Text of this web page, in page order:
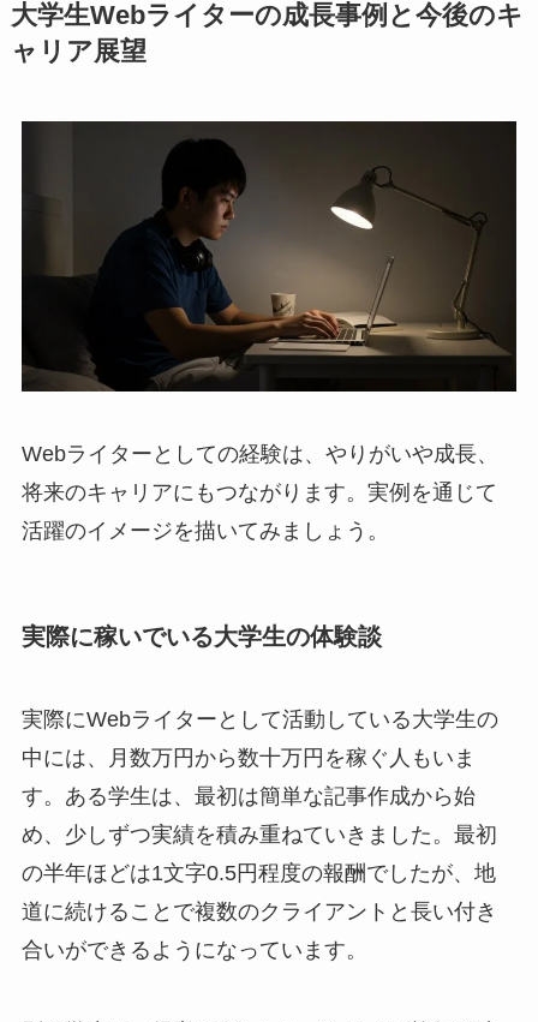
大学生Webライターの成長事例と今後のキ
ャリア展望
Webライターとしての経験は、やりがいや成長、
将来のキャリアにもつながります。実例を通じて
活躍のイメージを描いてみましょう。
実際に稼いでいる大学生の体験談
実際にWebライターとして活動している大学生の
中には、月数万円から数十万円を稼ぐ人もいま
す。ある学生は、最初は簡単な記事作成から始
め、少しずつ実績を積み重ねていきました。最初
の半年ほどは1文字0.5円程度の報酬でしたが、地
道に続けることで複数のクライアントと長い付き
合いができるようになっています。